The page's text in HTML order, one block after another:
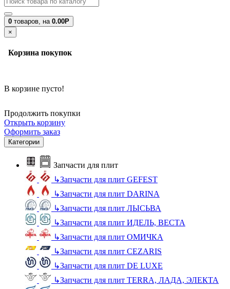
0 товаров, на 0.00Р
×
Корзина покупок
В корзине пусто!
Продолжить покупки
Открыть корзину
Оформить заказ
Категории
Запчасти для плит
↳Запчасти для плит GEFEST
↳Запчасти для плит DARINA
↳Запчасти для плит ЛЫСЬВА
↳Запчасти для плит ИДЕЛЬ, ВЕСТА
↳Запчасти для плит ОМИЧКА
↳Запчасти для плит CEZARIS
↳Запчасти для плит DE LUXE
↳Запчасти для плит TERRA, ЛАДА, ЭЛЕКТА